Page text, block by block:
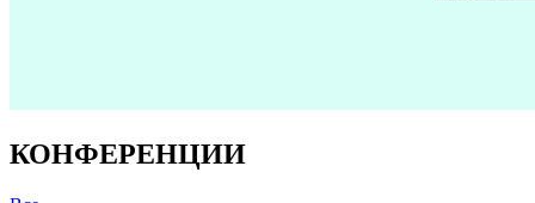
КОНФЕРЕНЦИИ